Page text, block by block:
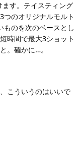
す。テイスティング
つのオリジナルモルト
ものを次のベースとし
時間で最大3ショット
。確かに…。
こういうのはいいで